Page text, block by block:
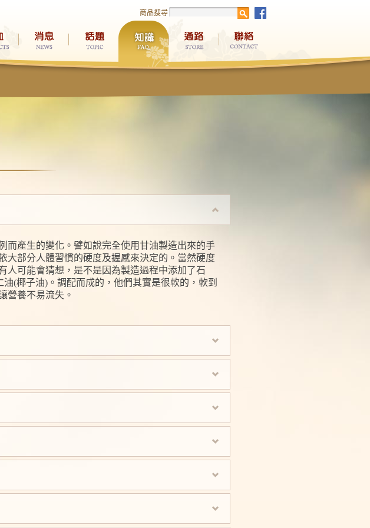
商品搜尋
而產生的變化。譬如說完全使用甘油製造出來的手
大部分人體習慣的硬度及握感來決定的。當然硬度
人可能會猜想，是不是因為製造過程中添加了石
(椰子油)。調配而成的，他們其實是很軟的，軟到
營養不易流失。